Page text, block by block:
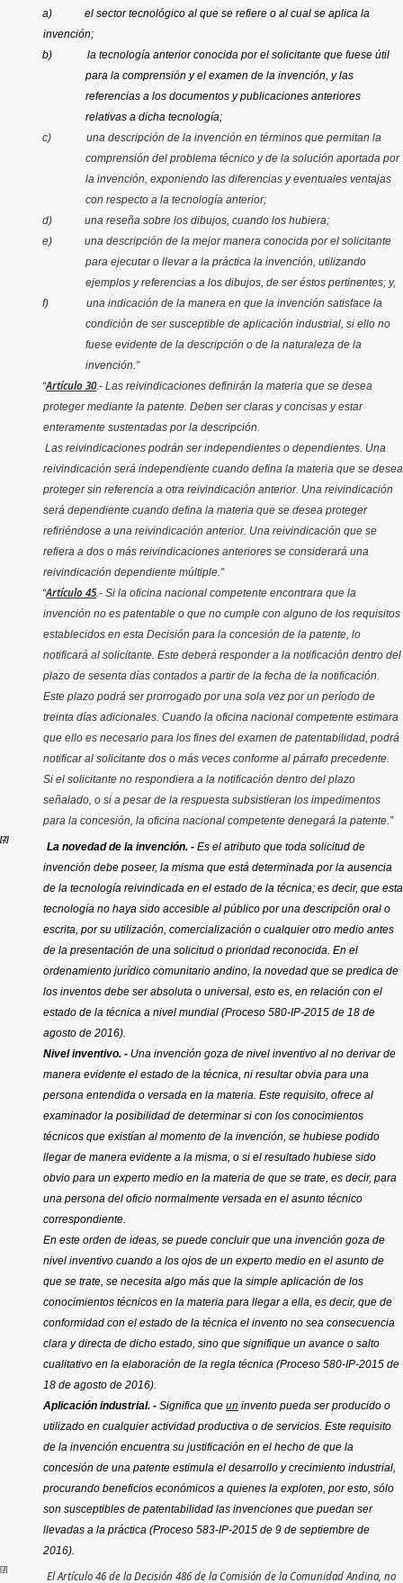
a)
el sector tecnológico al que se refiere o al cual se aplica la
invención;
b)
la tecnología anterior conocida por el solicitante que fuese útil
para la comprensión y el examen de la invención, y las
referencias a los documentos y publicaciones anteriores
relativas a dicha tecnología;
c) una descripción de la invención en términos que permitan la
comprensión del problema técnico y de la solución aportada por
la invención, exponiendo las diferencias y eventuales ventajas
con respecto a la tecnología anterior;
d) una reseña sobre los dibujos, cuando los hubiera;
e) una descripción de la mejor manera conocida por el solicitante
para ejecutar o llevar a la práctica la invención, utilizando
ejemplos y referencias a los dibujos, de ser éstos pertinentes; y,
f) una indicación de la manera en que la invención satisface la
condición de ser susceptible de aplicación industrial, si ello no
fuese evidente de la descripción o de la naturaleza de la
invención.”
“Artículo 30.- Las reivindicaciones definirán la materia que se desea
proteger mediante la patente. Deben ser claras y concisas y estar
enteramente sustentadas por la descripción.
Las reivindicaciones podrán ser independientes o dependientes. Una
reivindicación será independiente cuando defina la materia que se desea
proteger sin referencia a otra reivindicación anterior. Una reivindicación
será dependiente cuando defina la materia que se desea proteger
refiriéndose a una reivindicación anterior. Una reivindicación que se
refiera a dos o más reivindicaciones anteriores se considerará una
reivindicación dependiente múltiple.”
“Artículo 45.- Si la oficina nacional competente encontrara que la
invención no es patentable o que no cumple con alguno de los requisitos
establecidos en esta Decisión para la concesión de la patente, lo
notificará al solicitante. Este deberá responder a la notificación dentro del
plazo de sesenta días contados a partir de la fecha de la notificación.
Este plazo podrá ser prorrogado por una sola vez por un período de
treinta días adicionales. Cuando la oficina nacional competente estimara
que ello es necesario para los fines del examen de patentabilidad, podrá
notificar al solicitante dos o más veces conforme al párrafo precedente.
Si el solicitante no respondiera a la notificación dentro del plazo
señalado, o si a pesar de la respuesta subsistieran los impedimentos
para la concesión, la oficina nacional competente denegará la patente.”
[2]
La novedad de la invención. - Es el atributo que toda solicitud de
invención debe poseer, la misma que está determinada por la ausencia
de la tecnología reivindicada en el estado de la técnica; es decir, que esta
tecnología no haya sido accesible al público por una descripción oral o
escrita, por su utilización, comercialización o cualquier otro medio antes
de la presentación de una solicitud o prioridad reconocida. En el
ordenamiento jurídico comunitario andino, la novedad que se predica de
los inventos debe ser absoluta o universal, esto es, en relación con el
estado de la técnica a nivel mundial (Proceso 580-IP-2015 de 18 de
agosto de 2016).
Nivel inventivo. - Una invención goza de nivel inventivo al no derivar de
manera evidente el estado de la técnica, ni resultar obvia para una
persona entendida o versada en la materia. Este requisito, ofrece al
examinador la posibilidad de determinar si con los conocimientos
técnicos que existían al momento de la invención, se hubiese podido
llegar de manera evidente a la misma, o si el resultado hubiese sido
obvio para un experto medio en la materia de que se trate, es decir, para
una persona del oficio normalmente versada en el asunto técnico
correspondiente.
En este orden de ideas, se puede concluir que una invención goza de
nivel inventivo cuando a los ojos de un experto medio en el asunto de
que se trate, se necesita algo más que la simple aplicación de los
conocimientos técnicos en la materia para llegar a ella, es decir, que de
conformidad con el estado de la técnica el invento no sea consecuencia
clara y directa de dicho estado, sino que signifique un avance o salto
cualitativo en la elaboración de la regla técnica (Proceso 580-IP-2015 de
18 de agosto de 2016).
Aplicación industrial. - Significa que un invento pueda ser producido o
utilizado en cualquier actividad productiva o de servicios Este requisito
de la invención encuentra su justificación en el hecho de que la
concesión de una patente estimula el desarrollo y crecimiento industrial,
procurando beneficios económicos a quienes la exploten, por esto, sólo
son susceptibles de patentabilidad las invenciones que puedan ser
llevadas a la práctica (Proceso 583-IP-2015 de 9 de septiembre de
2016).
[3] El Artículo 46 de la Decisión 486 de la Comisión de la Comunidad Andina, no